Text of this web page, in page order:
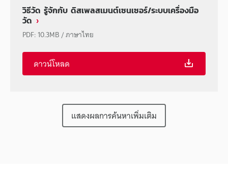
วิธีวัด รู้จักกับ ดิสเพลสเมนต์เซนเซอร์/ระบบเครื่องมือ
วัด
PDF: 10.3MB/ภาษาไทย
ดาวน์โหลด
แสดงผลการค้นหาเพิ่มเติม